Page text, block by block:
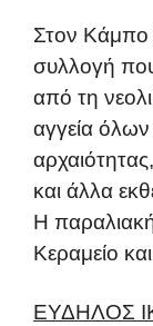
Στον Κάμπο
συλλογή
από τη
αγγεία
και άλλα
Η
Κεραμείο
ΕΥΔΗΛΟΣ